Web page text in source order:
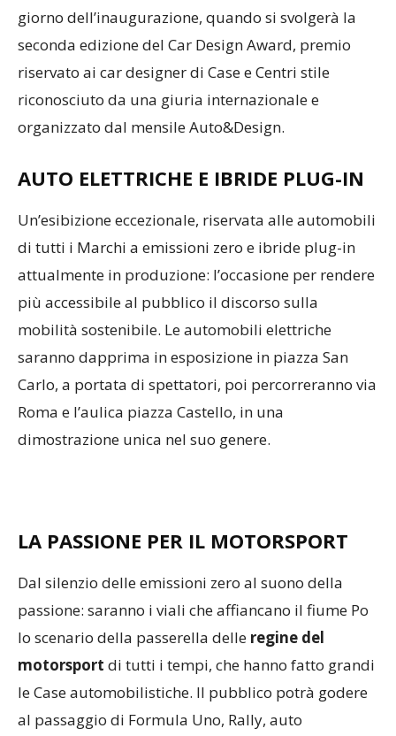
giorno dell’inaugurazione, quando si svolgerà la
seconda edizione del Car Design Award, premio
riservato ai car designer di Case e Centri stile
riconosciuto da una giuria internazionale e
organizzato dal mensile Auto&Design.
AUTO ELETTRICHE E IBRIDE PLUG-IN
Un’esibizione eccezionale, riservata alle automobili
di tutti i Marchi a emissioni zero e ibride plug-in
attualmente in produzione: l’occasione per rendere
più accessibile al pubblico il discorso sulla
mobilità sostenibile. Le automobili elettriche
saranno dapprima in esposizione in piazza San
Carlo, a portata di spettatori, poi percorreranno via
Roma e l’aulica piazza Castello, in una
dimostrazione unica nel suo genere.
LA PASSIONE PER IL MOTORSPORT
Dal silenzio delle emissioni zero al suono della
passione: saranno i viali che affiancano il fiume Po
lo scenario della passerella delle regine del
motorsport di tutti i tempi, che hanno fatto grandi
le Case automobilistiche. Il pubblico potrà godere
al passaggio di Formula Uno, Rally, auto